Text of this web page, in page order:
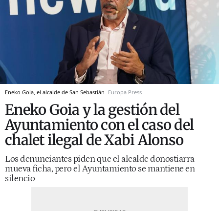
Eneko Goia, el alcalde de San Sebastián Europa Press
Eneko Goia y la gestión del
Ayuntamiento con el caso del
chalet ilegal de Xabi Alonso
Los denunciantes piden que el alcalde donostiarra
mueva ficha, pero el Ayuntamiento se mantiene en
silencio